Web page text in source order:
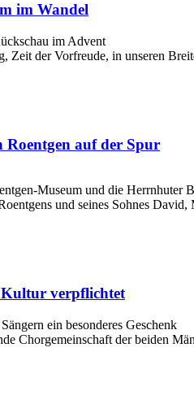
im Wandel
im Advent
Zeit der Vorfreude, in unseren
Roentgen auf der Spur
Museum und die Herrnhuter
und seines Sohnes David,
Kultur verpflichtet
ein besonderes Geschenk
Chorgemeinschaft der beiden